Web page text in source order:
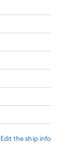
Edit the ship info